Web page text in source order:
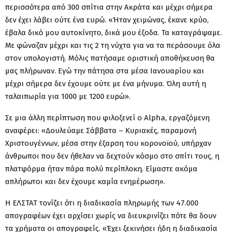
περισσότερα από 300 σπίτια στην Ακράτα και μέχρι σήμερα
δεν έχει λάβει ούτε ένα ευρώ. «Ήταν χειμώνας, έκανε κρύο,
έβαλα δικό μου αυτοκίνητο, δικά μου έξοδα. Τα καταγράψαμε.
Με φώναζαν μέχρι και τις 2 τη νύχτα για να τα περάσουμε όλα
στον υπολογιστή. Μόλις πατήσαμε οριστική αποθήκευση θα
μας πλήρωναν. Εγώ την πάτησα στα μέσα Ιανουαρίου και
μέχρι σήμερα δεν έχουμε ούτε με ένα μήνυμα. Όλη αυτή η
ταλαιπωρία για 1000 με 1200 ευρώ».
Σε μια άλλη περίπτωση που φιλοξενεί ο Alpha, εργαζόμενη
αναφέρει: «Δουλεύαμε Σάββατα – Κυριακές, παραμονή
Χριστουγέννων, μέσα στην έξαρση του κορονοϊού, υπήρχαν
άνθρωποι που δεν ήθελαν να δεχτούν κόσμο στο σπίτι τους, η
πλατφόρμα ήταν πάρα πολύ περίπλοκη. Είμαστε ακόμα
απλήρωτοι και δεν έχουμε καμία ενημέρωση».
Η ΕΛΣΤΑΤ τονίζει ότι η διαδικασία πληρωμής των 47.000
απογραφέων έχει αρχίσει χωρίς να διευκρινίζει πότε θα δουν
τα χρήματα οι απογραφείς. «Έχει ξεκινήσει ήδη η διαδικασία